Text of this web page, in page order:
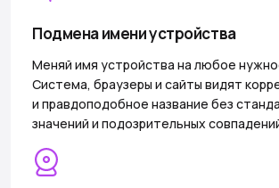
Подмена имени устройства
Меняй имя устройства на любое
Система, браузеры и сайты видят
и правдоподобное название без
значений и подозрительных